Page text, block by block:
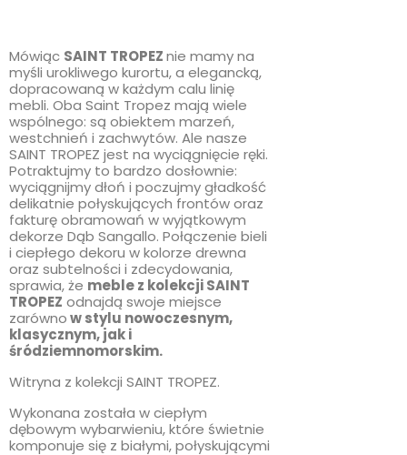
Mówiąc SAINT TROPEZnie mamy na
myśli urokliwego kurortu, a elegancką,
dopracowaną w każdym calu linię
mebli. Oba Saint Tropez mają wiele
wspólnego: są obiektem marzeń,
westchnień i zachwytów. Ale nasze
SAINT TROPEZ jest na wyciągnięcie ręki.
Potraktujmy to bardzo dosłownie:
wyciągnijmy dłoń i poczujmy gładkość
delikatnie połyskujących frontów oraz
fakturę obramowań w wyjątkowym
dekorze Dąb Sangallo. Połączenie bieli
i ciepłego dekoru w kolorze drewna
oraz subtelności i zdecydowania,
sprawia, że meble z kolekcji SAINT
TROPEZ odnajdą swoje miejsce
zarównow stylu nowoczesnym,
klasycznym, jak i
śródziemnomorskim.
Witryna z kolekcji SAINT TROPEZ.
Wykonana została w ciepłym
dębowym wybarwieniu, które świetnie
komponuje się z białymi, połyskującymi